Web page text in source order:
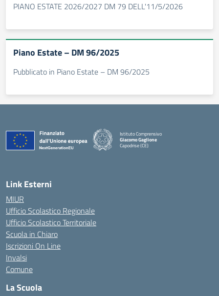
PIANO ESTATE 2026/2027 DM 79 DELL'11/5/2026
Piano Estate – DM 96/2025
Pubblicato in Piano Estate – DM 96/2025
Istituto Comprensivo
Giacomo Gaglione
Capodrise (CE)
— Visita la pagina iniziale della scuola
Link Esterni
MIUR
Ufficio Scolastico Regionale
Ufficio Scolastico Territoriale
Scuola in Chiaro
Iscrizioni On Line
Invalsi
Comune
La Scuola